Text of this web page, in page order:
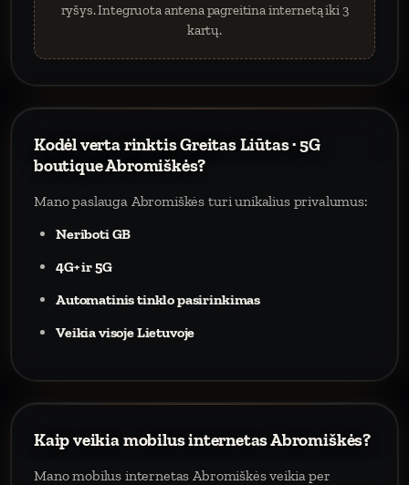
ryšys. Integruota antena pagreitina internetą iki 3
kartų.
Kodėl verta rinktis Greitas Liūtas · 5G
boutique Abromiškės?
Mano paslauga Abromiškės turi unikalius privalumus:
Neriboti GB
4G+ ir 5G
Automatinis tinklo pasirinkimas
Veikia visoje Lietuvoje
Kaip veikia mobilus internetas Abromiškės?
Mano mobilus internetas Abromiškės veikia per